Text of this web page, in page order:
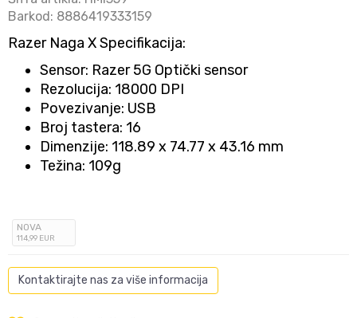
Barkod: 8886419333159
Razer Naga X Specifikacija:
Sensor: Razer 5G Optički sensor
Rezolucija: 18000 DPI
Povezivanje: USB
Broj tastera: 16
Dimenzije: 118.89 x 74.77 x 43.16 mm
Težina: 109g
NOVA
114,99 EUR
Kontaktirajte nas za više informacija